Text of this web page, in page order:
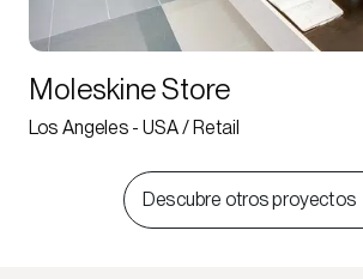
Moleskine Store
Los Angeles - USA / Retail
Descubre otros proyectos